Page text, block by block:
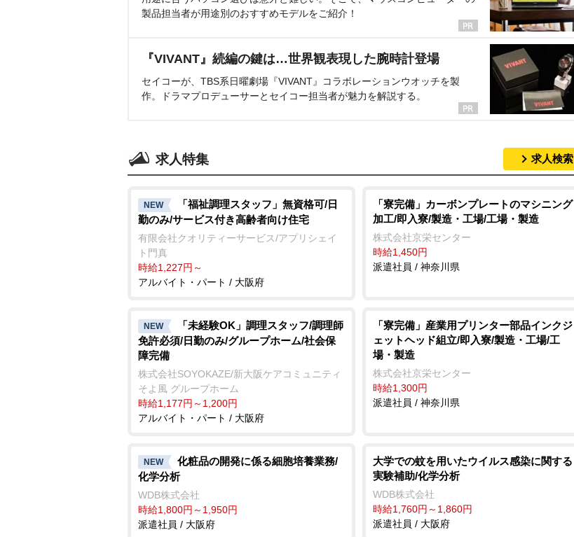
製品担当者が用途別のおすすめモデルをご紹介！
『VIVANT』続編の鍵は…世界観表現した腕時計登場
セイコーが、TBS系日曜劇場『VIVANT』コラボレーションウオッチを製
作。ドラマプロデューサーとセイコー担当者が魅力を解説する。
求人特集 求人検索
NEW
「福祉調理スタッフ」無資格可/日
勤のみ/サービス付き高齢者向け住宅
有限会社クオリティーサービス/アプリシェイ
ト門真
時給1,227円～
アルバイト・パート / 大阪府
「寮完備」カーボンプレートのマシニング
加工/即入寮/製造・工場/工場・製造
株式会社京栄センター
時給1,450円
派遣社員 / 神奈川県
NEW
「未経験OK」調理スタッフ/調理師
免許必須/日勤のみ/グループホーム/社会保
障完備
株式会社SOYOKAZE/新大阪ケアコミュニティ
そよ風 グループホーム
時給1,177円～1,200円
アルバイト・パート / 大阪府
「寮完備」産業用プリンター部品インクジ
ェットヘッド組立/即入寮/製造・工場/工
場・製造
株式会社京栄センター
時給1,300円
派遣社員 / 神奈川県
NEW
化粧品の開発に係る細胞培養業務/
化学分析
WDB株式会社
時給1,800円～1,950円
派遣社員 / 大阪府
大学での蚊を用いたウイルス感染に関する
実験補助/化学分析
WDB株式会社
時給1,760円～1,860円
派遣社員 / 大阪府